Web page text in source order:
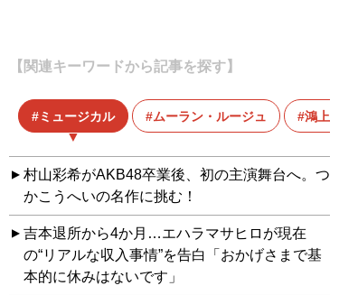
【関連キーワードから記事を探す】
ミュージカル ムーラン・ルージュ 鴻上尚史
村山彩希がAKB48卒業後、初の主演舞台へ。つ
かこうへいの名作に挑む！
吉本退所から4か月…エハラマサヒロが現在
の“リアルな収入事情”を告白「おかげさまで基
本的に休みはないです」